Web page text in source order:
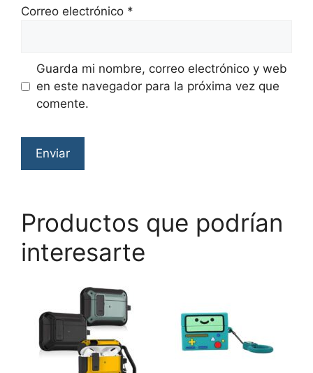
Correo electrónico *
Guarda mi nombre, correo electrónico y web
en este navegador para la próxima vez que
comente.
Productos que podrían
interesarte
tiene
múltiples
variantes.